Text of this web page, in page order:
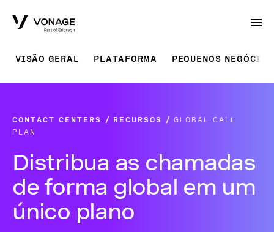
VISÃO GERAL PLATAFORMA PEQUENOS NEGÓCIOS
CONTACT CENTERS RECURSOS
GLOBAL CALL
PLAN
Distribua as chamadas
de forma global em um
único plano